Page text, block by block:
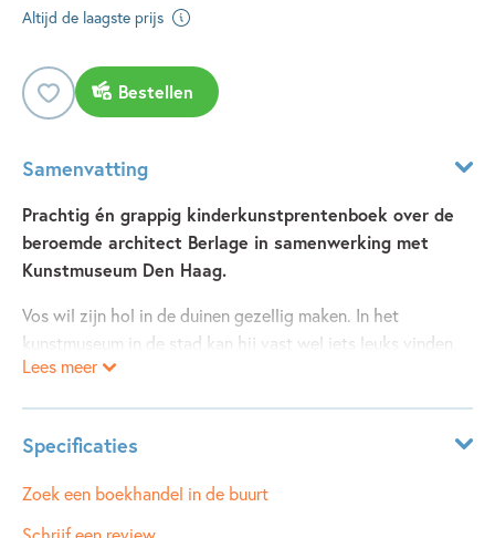
Altijd de laagste prijs
Bestellen
Samenvatting
Prachtig én grappig kinderkunstprentenboek over de
beroemde architect Berlage in samenwerking met
Kunstmuseum Den Haag.
Vos wil zijn hol in de duinen gezellig maken. In het
kunstmuseum in de stad kan hij vast wel iets leuks vinden.
Binnenkomen is alleen nog niet zo makkelijk.
wordt...
Hendrik Petrus Berlage (1856-1934) is een van Nederlands
Lees meer
Specificaties
Leeftijdsindicatie: 4 - 100 jaar
ISBN:
9789025879174
Zoek een boekhandel in de buurt